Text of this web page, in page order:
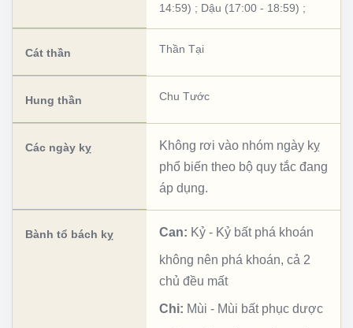
14:59) ; Dậu (17:00 - 18:59) ;
Cát thần Thần Tại
Hung thần Chu Tước
Các ngày kỵ
Không rơi vào nhóm ngày kỵ
phổ biến theo bộ quy tắc đang
áp dụng.
Bành tổ bách kỵ Can: Kỷ - Kỷ bất phá khoán
không nên phá khoán, cả 2
chủ đều mất
Chi: Mùi - Mùi bất phục dược